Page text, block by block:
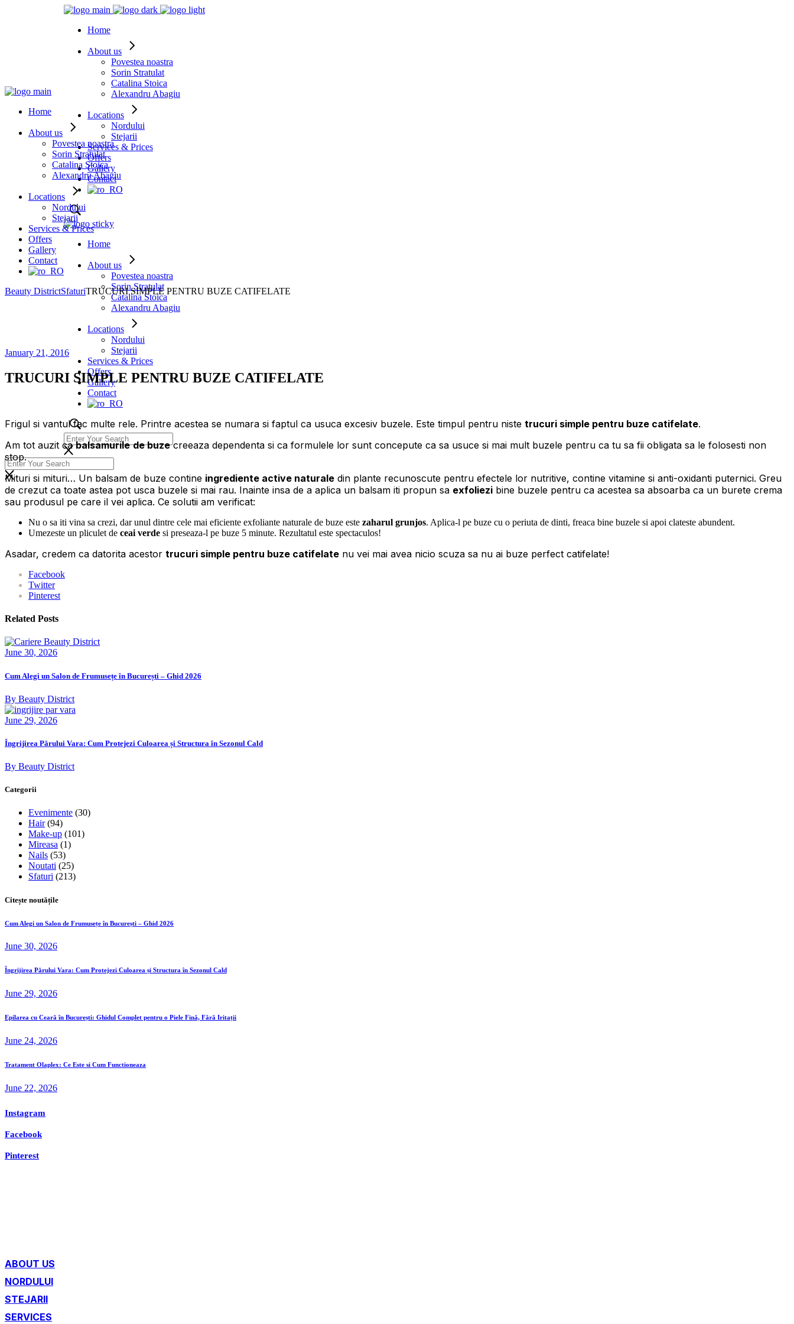
Home
About us
Povestea noastra
Sorin Stratulat
Catalina Stoica
Alexandru Abagiu
Locations
Nordului
Stejarii
Services & Prices
Offers
Gallery
Contact
Home
About us
Povestea noastra
Sorin Stratulat
Catalina Stoica
Alexandru Abagiu
Locations
Nordului
Stejarii
Services & Prices
Offers
Gallery
Contact
Home
About us
Povestea noastra
Sorin Stratulat
Catalina Stoica
Alexandru Abagiu
Locations
Nordului
Stejarii
Services & Prices
Offers
Gallery
Contact
Beauty DistrictSfaturiTRUCURI SIMPLE PENTRU BUZE CATIFELATE
January 21, 2016
TRUCURI SIMPLE PENTRU BUZE CATIFELATE
Frigul si vantul fac multe rele. Printre acestea se numara si faptul ca usuca excesiv buzele. Este timpul pentru niste trucuri simple pentru buze catifelate.
Am tot auzit cabalsamurile de buzecreeaza dependenta si ca formulele lor sunt concepute ca sa usuce si mai mult buzele pentru ca tu sa fii obligata sa le folosesti non
stop.
Mituri si mituri… Un balsam de buze contine ingrediente active naturale din plante recunoscute pentru efectele lor nutritive, contine vitamine si anti-oxidanti puternici. Greu
de crezut ca toate astea pot usca buzele si mai rau. Inainte insa de a aplica un balsam iti propun sa exfoliezi bine buzele pentru ca acestea sa absoarba ca un burete crema
sau produsul pe care il vei aplica. Ce solutii am verificat:
Nu o sa iti vina sa crezi, dar unul dintre cele mai eficiente exfoliante naturale de buze este zaharul grunjos. Aplica-l pe buze cu o periuta de dinti, freaca bine buzele si apoi clateste abundent.
Umezeste un pliculet de ceai verde si preseaza-l pe buze 5 minute. Rezultatul este spectaculos!
Asadar, credem ca datorita acestor trucuri simple pentru buze catifelate nu vei mai avea nicio scuza sa nu ai buze perfect catifelate!
Facebook
Twitter
Pinterest
Related Posts
June 30, 2026
Cum Alegi un Salon de Frumusețe în București – Ghid 2026
By Beauty District
June 29, 2026
Îngrijirea Părului Vara: Cum Protejezi Culoarea și Structura în Sezonul Cald
By Beauty District
Categorii
Evenimente (30)
Hair(94)
Make-up (101)
Mireasa (1)
Nails (53)
Noutati (25)
Sfaturi (213)
Citește noutățile
Cum Alegi un Salon de Frumusețe în București – Ghid 2026
June 30, 2026
Îngrijirea Părului Vara: Cum Protejezi Culoarea și Structura în Sezonul Cald
June 29, 2026
Epilarea cu Ceară în București: Ghidul Complet pentru o Piele Fină, Fără Iritații
June 24, 2026
Tratament Olaplex: Ce Este si Cum Functioneaza
June 22, 2026
Instagram
Facebook
Pinterest
ABOUT US
NORDULUI
STEJARII
SERVICES